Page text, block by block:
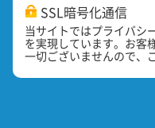
SSL暗号化通信
当サイトではプライバシ
を実現しています。お客
一切ございませんので、